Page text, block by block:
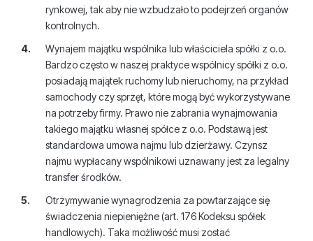
rynkowej, tak aby nie wzbudzało to podejrzeń organów
kontrolnych.
Wynajem majątku wspólnika lub właściciela spółki z o.o.
Bardzo często w naszej praktyce wspólnicy spółki z o.o.
posiadają majątek ruchomy lub nieruchomy, na przykład
samochody czy sprzęt, które mogą być wykorzystywane
na potrzeby firmy. Prawo nie zabrania wynajmowania
takiego majątku własnej spółce z o.o. Podstawą jest
standardowa umowa najmu lub dzierżawy. Czynsz
najmu wypłacany wspólnikowi uznawany jest za legalny
transfer środków.
Otrzymywanie wynagrodzenia za powtarzające się
świadczenia niepieniężne (art. 176 Kodeksu spółek
handlowych). Taka możliwość musi zostać